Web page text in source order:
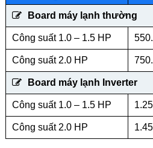
Board máy lạnh thường
Công suất 1.0 – 1.5 HP
Công suất 2.0 HP
Board máy lạnh Inverter
Công suất 1.0 – 1.5 HP
Công suất 2.0 HP